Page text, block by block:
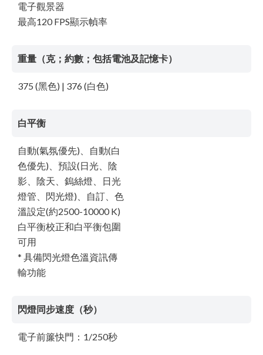
電子觀景器
最高120 FPS顯示幀率
重量（克；約數；包括電池及記憶卡）
375 (黑色) | 376 (白色)
白平衡
自動(氣氛優先)、自動(白
色優先)、預設(日光、陰
影、陰天、鎢絲燈、日光
燈管、閃光燈)、自訂、色
溫設定(約2500-10000 K)
白平衡校正和白平衡包圍
可用
* 具備閃光燈色溫資訊傳
輸功能
閃燈同步速度（秒）
電子前簾快門：1/250秒